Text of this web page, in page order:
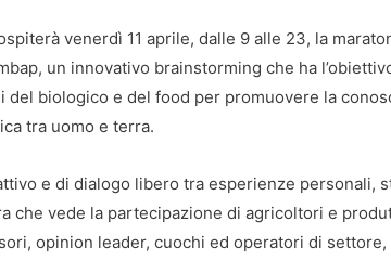
venerdì 11 aprile, dalle 9 alle 23, la
un innovativo brainstorming che ha
del biologico e del food per promuovere la
tra uomo e terra.
e di dialogo libero tra esperienze personali,
che vede la partecipazione di agricoltori e
opinion leader, cuochi ed operatori di